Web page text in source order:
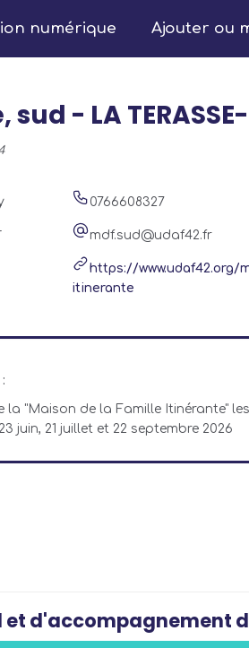
numérique Ajouter ou
- LA
0766608327
mdf.sud@udaf42.fr
https://www.udaf42.org/
itinerante
la "Maison de la Famille Itinérante" les
juin, 21 juillet et 22 septembre 2026
d'accompagnement